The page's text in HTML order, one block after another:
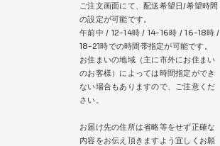
ご注文画面にて、配送希望日/希望時間
の設定が可能です。
午前中 / 12-14時 / 14-16時 / 16-18時 /
18-21時での時間帯指定が可能です。
お住まいの地域（主に市外にお住まい
のお客様）によっては時間指定ができ
ない場合もありますので、ご注意くだ
さい。
お届け先の住所は省略等をせず正確な
内容をお伝え頂きますよう宜しくお願